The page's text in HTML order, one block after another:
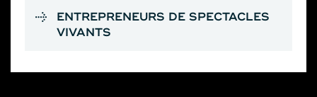
ENTREPRENEURS DE SPECTACLES
VIVANTS